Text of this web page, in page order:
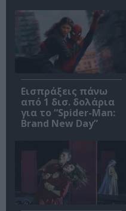
Εισπράξεις πάνω
από 1 δισ. δολάρια
για το “Spider-Man:
Brand New Day”